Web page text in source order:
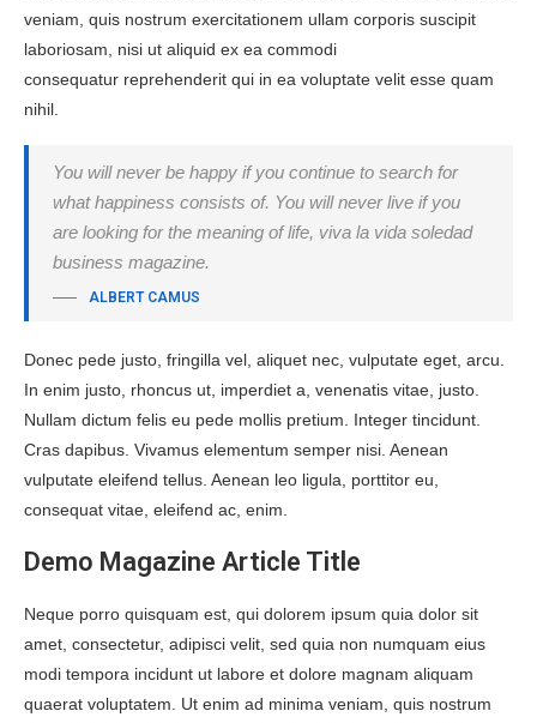
veniam, quis nostrum exercitationem ullam corporis suscipit
laboriosam, nisi ut aliquid ex ea commodi
consequatur reprehenderit qui in ea voluptate velit esse quam
nihil.
You will never be happy if you continue to search for
what happiness consists of. You will never live if you
are looking for the meaning of life, viva la vida soledad
business magazine.
ALBERT CAMUS
Donec pede justo, fringilla vel, aliquet nec, vulputate eget, arcu.
In enim justo, rhoncus ut, imperdiet a, venenatis vitae, justo.
Nullam dictum felis eu pede mollis pretium. Integer tincidunt.
Cras dapibus. Vivamus elementum semper nisi. Aenean
vulputate eleifend tellus. Aenean leo ligula, porttitor eu,
consequat vitae, eleifend ac, enim.
Demo Magazine Article Title
Neque porro quisquam est, qui dolorem ipsum quia dolor sit
amet, consectetur, adipisci velit, sed quia non numquam eius
modi tempora incidunt ut labore et dolore magnam aliquam
quaerat voluptatem. Ut enim ad minima veniam, quis nostrum